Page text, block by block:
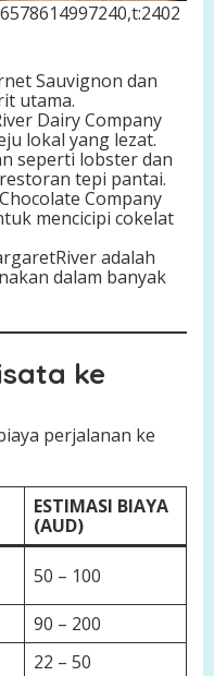
Sauvignon dan
utama.
Dairy Company
lokal yang lezat.
seperti lobster dan
tepi pantai.
Company
mencicipi cokelat
adalah
dalam banyak
ke
perjalanan ke
ESTIMASI BIAYA
(AUD)
50 – 100
90 – 200
22 – 50